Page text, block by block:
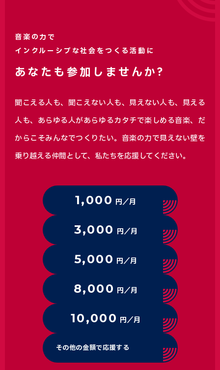
音楽の力で
インクルーシブな社会をつくる活動に
あなたも参加しませんか?
聞こえる人も、聞こえない人も、見えない人も、見える
人も、あらゆる人があらゆるカタチで楽しめる音楽、 だ
からこそみんなでつくりたい。音楽の力で見えない壁を
乗り越える仲間として、私たちを応援してください。
1,000 円／月
3,000 円／月
5,000 円／月
8,000 円／月
10,000 円／月
その他の金額で応援する